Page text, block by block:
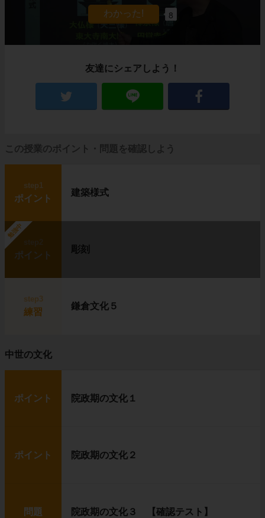
8
友達にシェアしよう！
この授業のポイント・問題を確認しよう
step1
ポイント
建築様式
勉強中
ポイント
彫刻
step3
練習
鎌倉文化５
中世の文化
ポイント 院政期の文化１
ポイント 院政期の文化２
問題 院政期の文化３ 【確認テスト】